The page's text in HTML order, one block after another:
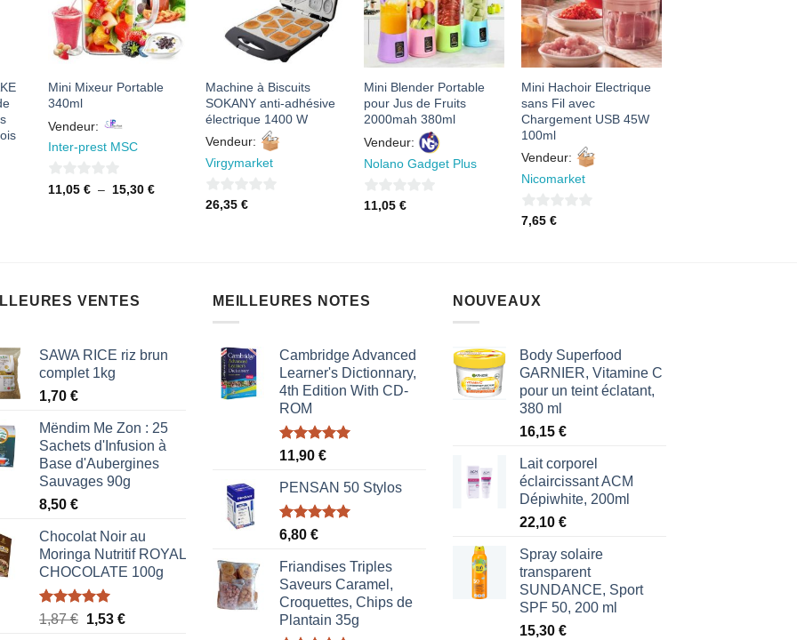
FAVORIS
Mini Mixeur Portable
340ml
Vendeur:
Inter-prest MSC
0
11,05 € – 15,30 €Plage
FAVORIS
Machine à Biscuits
SOKANY anti-adhésive
électrique 1400 W
Vendeur:
Virgymarket
0
26,35€
FAVORIS
Mini Blender Portable
pour Jus de Fruits
2000mah 380ml
Vendeur:
Nolano Gadget Plus
0
11,05 €
FAVORIS
Mini Hachoir Electrique
sans Fil avec
Chargement USB 45W
100ml
Vendeur:
Nicomarket
0
7,65€
VENTES
SAWA RICE riz brun
complet 1kg
1,70 €
Mëndim Me Zon : 25
Sachets d'Infusion à
Base d'Aubergines
Sauvages 90g
8,50 €
Chocolat Noir au
Moringa Nutritif ROYAL
CHOCOLATE 100g
Note5.00
1,87€ Le
1,53 €Le
MEILLEURES NOTES
Cambridge Advanced
Learner's Dictionnary,
4th Edition With CD-
ROM
Note5.00
11,90 €
PENSAN 50 Stylos
Note5.00
6,80 €
Friandises Triples
Saveurs Caramel,
Croquettes, Chips de
Plantain 35g
NOUVEAUX
Body Superfood
GARNIER, Vitamine C
pour un teint éclatant,
380 ml
16,15 €
Lait corporel
éclaircissant ACM
Dépiwhite, 200ml
22,10 €
Spray solaire
transparent
SUNDANCE, Sport
SPF 50, 200 ml
15,30 €